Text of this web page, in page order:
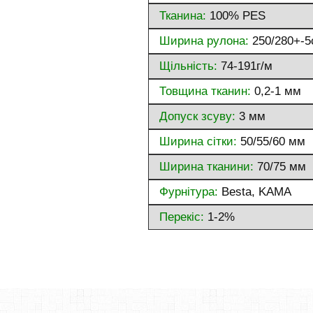
Тканина: 100% PES
Ширина рулона: 250/280+-
Щільність: 74-191г/м
Товщина тканин: 0,2-1 мм
Допуск зсуву: 3 мм
Ширина сітки: 50/55/60 мм
Ширина тканини: 70/75 мм
Фурнітура: Besta, KAMA
Перекіс: 1-2%